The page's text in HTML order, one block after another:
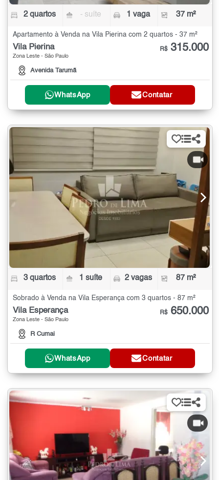
2 quartos - suíte 1 vaga 37 m²
Apartamento à Venda na Vila Pierina com 2 quartos - 37 m²
Vila Pierina
Zona Leste - São Paulo
Avenida Tarumã
R$ 315.000
WhatsApp Contatar
3 quartos 1 suíte 2 vagas 87 m²
Sobrado à Venda na Vila Esperança com 3 quartos - 87 m²
Vila Esperança
Zona Leste - São Paulo
R Cumai
R$ 650.000
WhatsApp Contatar